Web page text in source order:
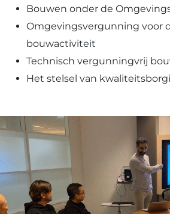
Bouwen onder de
Omgevingsvergunning voor
bouwactiviteit
Technisch vergunningvrij
Het stelsel van